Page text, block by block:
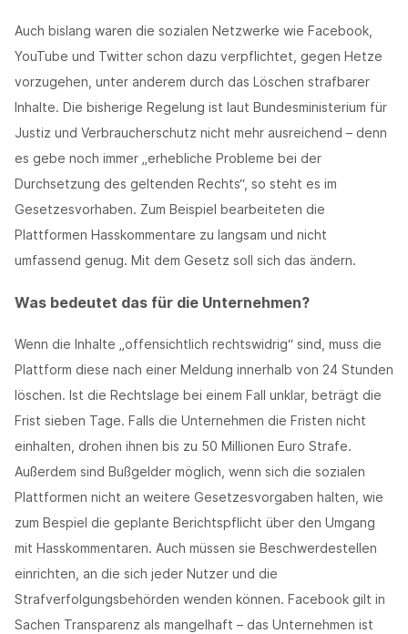
Auch bislang waren die sozialen Netzwerke wie Facebook,
YouTube und Twitter schon dazu verpflichtet, gegen Hetze
vorzugehen, unter anderem durch das Löschen strafbarer
Inhalte. Die bisherige Regelung ist laut Bundesministerium für
Justiz und Verbraucherschutz nicht mehr ausreichend – denn
es gebe noch immer „erhebliche Probleme bei der
Durchsetzung des geltenden Rechts“, so steht es im
Gesetzesvorhaben. Zum Beispiel bearbeiteten die
Plattformen Hasskommentare zu langsam und nicht
umfassend genug. Mit dem Gesetz soll sich das ändern.
Was bedeutet das für die Unternehmen?
Wenn die Inhalte „offensichtlich rechtswidrig“ sind, muss die
Plattform diese nach einer Meldung innerhalb von 24 Stunden
löschen. Ist die Rechtslage bei einem Fall unklar, beträgt die
Frist sieben Tage. Falls die Unternehmen die Fristen nicht
einhalten, drohen ihnen bis zu 50 Millionen Euro Strafe.
Außerdem sind Bußgelder möglich, wenn sich die sozialen
Plattformen nicht an weitere Gesetzesvorgaben halten, wie
zum Bespiel die geplante Berichtspflicht über den Umgang
mit Hasskommentaren. Auch müssen sie Beschwerdestellen
einrichten, an die sich jeder Nutzer und die
Strafverfolgungsbehörden wenden können. Facebook gilt in
Sachen Transparenz als mangelhaft – das Unternehmen ist